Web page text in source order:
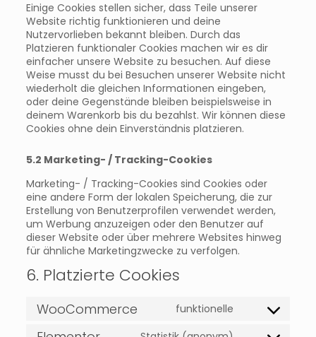
Einige Cookies stellen sicher, dass Teile unserer
Website richtig funktionieren und deine
Nutzervorlieben bekannt bleiben. Durch das
Platzieren funktionaler Cookies machen wir es dir
einfacher unsere Website zu besuchen. Auf diese
Weise musst du bei Besuchen unserer Website nicht
wiederholt die gleichen Informationen eingeben,
oder deine Gegenstände bleiben beispielsweise in
deinem Warenkorb bis du bezahlst. Wir können diese
Cookies ohne dein Einverständnis platzieren.
5.2 Marketing- / Tracking-Cookies
Marketing- / Tracking-Cookies sind Cookies oder
eine andere Form der lokalen Speicherung, die zur
Erstellung von Benutzerprofilen verwendet werden,
um Werbung anzuzeigen oder den Benutzer auf
dieser Website oder über mehrere Websites hinweg
für ähnliche Marketingzwecke zu verfolgen.
6. Platzierte Cookies
WooCommerce funktionelle
Consent